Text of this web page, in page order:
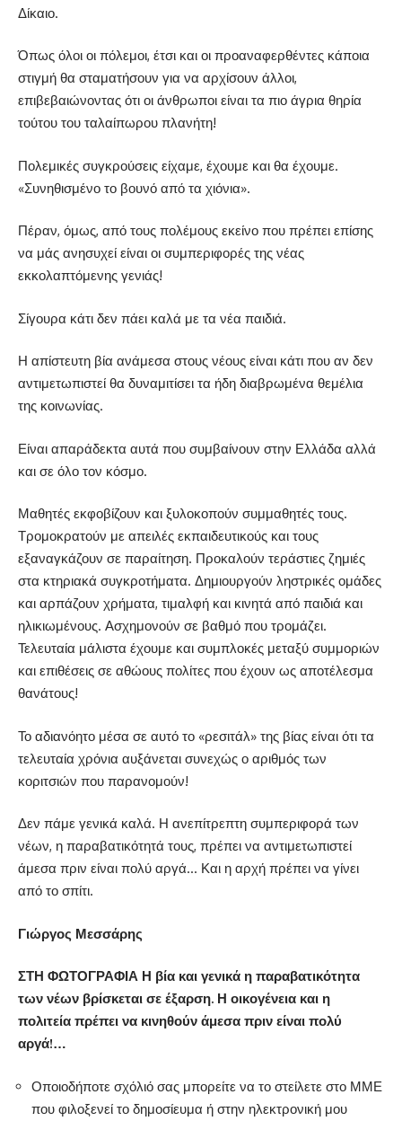
Δίκαιο.
Όπως όλοι οι πόλεμοι, έτσι και οι προαναφερθέντες κάποια
στιγμή θα σταματήσουν για να αρχίσουν άλλοι,
επιβεβαιώνοντας ότι οι άνθρωποι είναι τα πιο άγρια θηρία
τούτου του ταλαίπωρου πλανήτη!
Πολεμικές συγκρούσεις είχαμε, έχουμε και θα έχουμε.
«Συνηθισμένο το βουνό από τα χιόνια».
Πέραν, όμως, από τους πολέμους εκείνο που πρέπει επίσης
να μάς ανησυχεί είναι οι συμπεριφορές της νέας
εκκολαπτόμενης γενιάς!
Σίγουρα κάτι δεν πάει καλά με τα νέα παιδιά.
Η απίστευτη βία ανάμεσα στους νέους είναι κάτι που αν δεν
αντιμετωπιστεί θα δυναμιτίσει τα ήδη διαβρωμένα θεμέλια
της κοινωνίας.
Είναι απαράδεκτα αυτά που συμβαίνουν στην Ελλάδα αλλά
και σε όλο τον κόσμο.
Μαθητές εκφοβίζουν και ξυλοκοπούν συμμαθητές τους.
Τρομοκρατούν με απειλές εκπαιδευτικούς και τους
εξαναγκάζουν σε παραίτηση. Προκαλούν τεράστιες ζημιές
στα κτηριακά συγκροτήματα. Δημιουργούν ληστρικές ομάδες
και αρπάζουν χρήματα, τιμαλφή και κινητά από παιδιά και
ηλικιωμένους. Ασχημονούν σε βαθμό που τρομάζει.
Τελευταία μάλιστα έχουμε και συμπλοκές μεταξύ συμμοριών
και επιθέσεις σε αθώους πολίτες που έχουν ως αποτέλεσμα
θανάτους!
Το αδιανόητο μέσα σε αυτό το «ρεσιτάλ» της βίας είναι ότι τα
τελευταία χρόνια αυξάνεται συνεχώς ο αριθμός των
κοριτσιών που παρανομούν!
Δεν πάμε γενικά καλά. Η ανεπίτρεπτη συμπεριφορά των
νέων, η παραβατικότητά τους, πρέπει να αντιμετωπιστεί
άμεσα πριν είναι πολύ αργά… Και η αρχή πρέπει να γίνει
από το σπίτι.
Γιώργος Μεσσάρης
ΣΤΗ ΦΩΤΟΓΡΑΦΙΑ Η βία και γενικά η παραβατικότητα
των νέων βρίσκεται σε έξαρση. Η οικογένεια και η
πολιτεία πρέπει να κινηθούν άμεσα πριν είναι πολύ
αργά!…
Οποιοδήποτε σχόλιό σας μπορείτε να το στείλετε στο ΜΜΕ
που φιλοξενεί το δημοσίευμα ή στην ηλεκτρονική μου